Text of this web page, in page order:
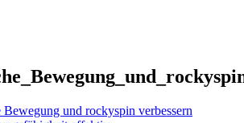
und rockyspin verbessern